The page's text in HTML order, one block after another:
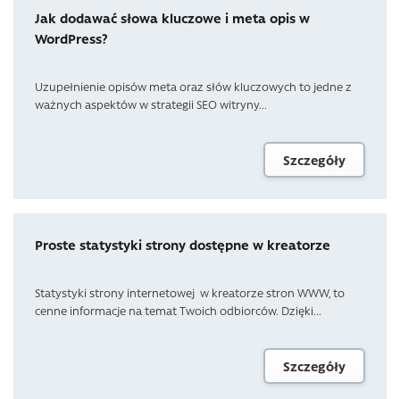
Jak dodawać słowa kluczowe i meta opis w
WordPress?
Uzupełnienie opisów meta oraz słów kluczowych to jedne z
ważnych aspektów w strategii SEO witryny...
Szczegóły
Proste statystyki strony dostępne w kreatorze
Statystyki strony internetowej w kreatorze stron WWW, to
cenne informacje na temat Twoich odbiorców. Dzięki...
Szczegóły